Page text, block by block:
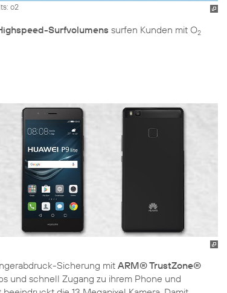
o2
Surfvolumens surfen Kunden mit O2
Sicherung mit ARM® TrustZone®
und schnell Zugang zu ihrem Phone und